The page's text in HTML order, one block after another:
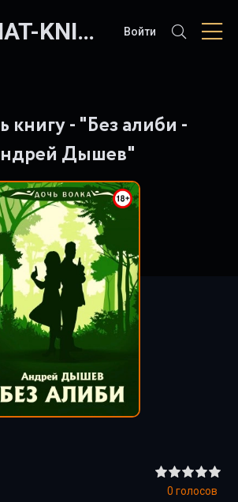
SLUSHAT-KNIGI.COM Войти
книгу - "Без алиби -
Дышев"
0 голосов